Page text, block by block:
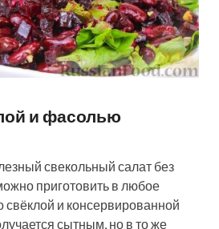
и фасолью
свекольный салат без
приготовить в любое
свёклой и консервированной
сытным, но в то же